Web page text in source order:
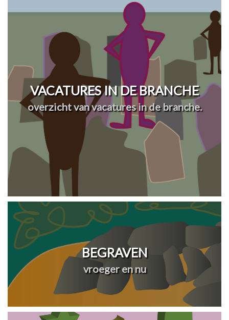
VACATURES IN DE BRANCHE
overzicht van vacatures in de branche.
BEGRAVEN
vroeger en nu